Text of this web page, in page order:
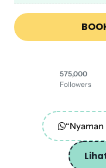
575,000
Followers